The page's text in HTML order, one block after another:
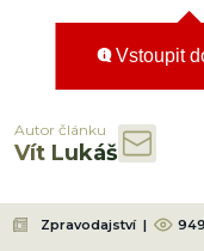
Vstoupit
Autor článku
Vít Lukáš
Zpravodajství |